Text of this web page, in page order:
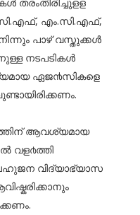
എം.സി.എഫ്,
പാഴ് വസ്തുക്കൾ
നടപടികൾ
ഏജ൯സികളെ
ആവശ്യമായ
വള൪ത്തി
വിദ്യാഭ്യാസ